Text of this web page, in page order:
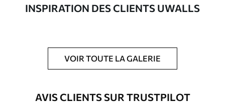
Possibilité d'ajouter un vernis
protecteur pour renforcer la durabilité
du tableau.
Matériaux disponibles
INSPIRATION DES CLIENTS UWALLS
VOIR TOUTE LA GALERIE
AVIS CLIENTS SUR TRUSTPILOT